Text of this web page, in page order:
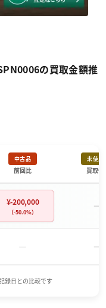
の買取金額推
中古品
前回比
未使用
買取価
¥-200,000
（-50.0%） －
－ －
録日との比較です